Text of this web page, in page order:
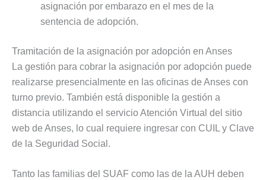
asignación por embarazo en el mes de la
sentencia de adopción.
Tramitación de la asignación por adopción en Anses
La gestión para cobrar la asignación por adopción puede
realizarse presencialmente en las oficinas de Anses con
turno previo. También está disponible la gestión a
distancia utilizando el servicio Atención Virtual del sitio
web de Anses, lo cual requiere ingresar con CUIL y Clave
de la Seguridad Social.
Tanto las familias del SUAF como las de la AUH deben